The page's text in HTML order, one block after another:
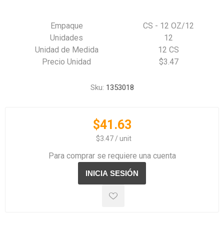
Empaque
CS - 12 OZ/12
Unidades
12
Unidad de Medida
12 CS
Precio Unidad
$3.47
Sku: 1353018
$41.63
‏‏‎ ‎‏‏‎ ‎$3.47 / unit
Para comprar se requiere una cuenta